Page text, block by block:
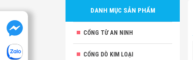
DANH MỤC SẢN PHẨM
CỔNG TỪ AN NINH
CỔNG DÒ KIM LOẠI